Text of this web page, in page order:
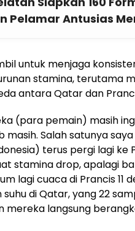
Pelamar Antusias
untuk menjaga
stamina, terutama
antara Qatar dan
(para pemain) masih
masih. Salah satunya
terus pergi lagi ke
stamina drop, apalagi
lagi cuaca di Prancis 11
di Qatar, yang 22
mereka langsung